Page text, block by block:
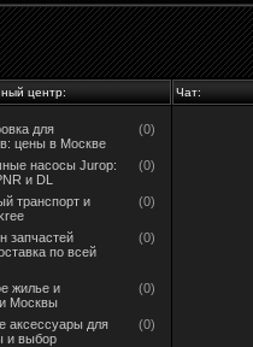
центр: Чат:
для
цены в Москве
(0)
насосы Jurop:
и DL
(0)
транспорт и
(0)
запчастей
по всей
(0)
жилье и
Москвы
(0)
аксессуары для
и выбор
(0)